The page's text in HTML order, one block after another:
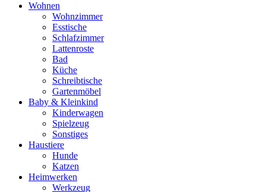
Wohnen
Wohnzimmer
Esstische
Schlafzimmer
Lattenroste
Bad
Küche
Schreibtische
Gartenmöbel
Baby & Kleinkind
Kinderwagen
Spielzeug
Sonstiges
Haustiere
Hunde
Katzen
Heimwerken
Werkzeug